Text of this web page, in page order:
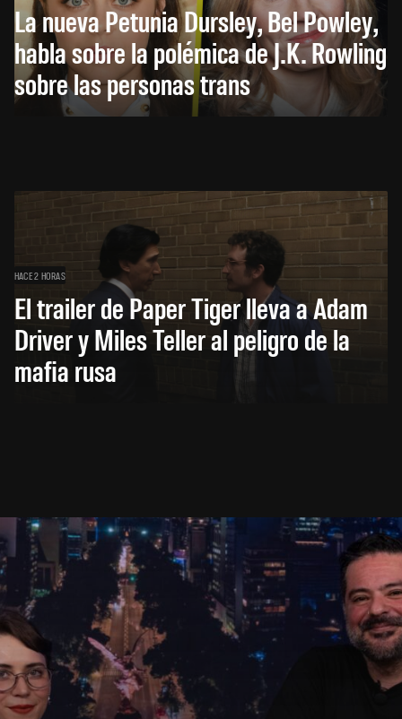
La nueva Petunia Dursley, Bel Powley,
habla sobre la polémica de J.K. Rowling
sobre las personas trans
HACE 2 HORAS
El trailer de Paper Tiger lleva a Adam
Driver y Miles Teller al peligro de la
mafia rusa